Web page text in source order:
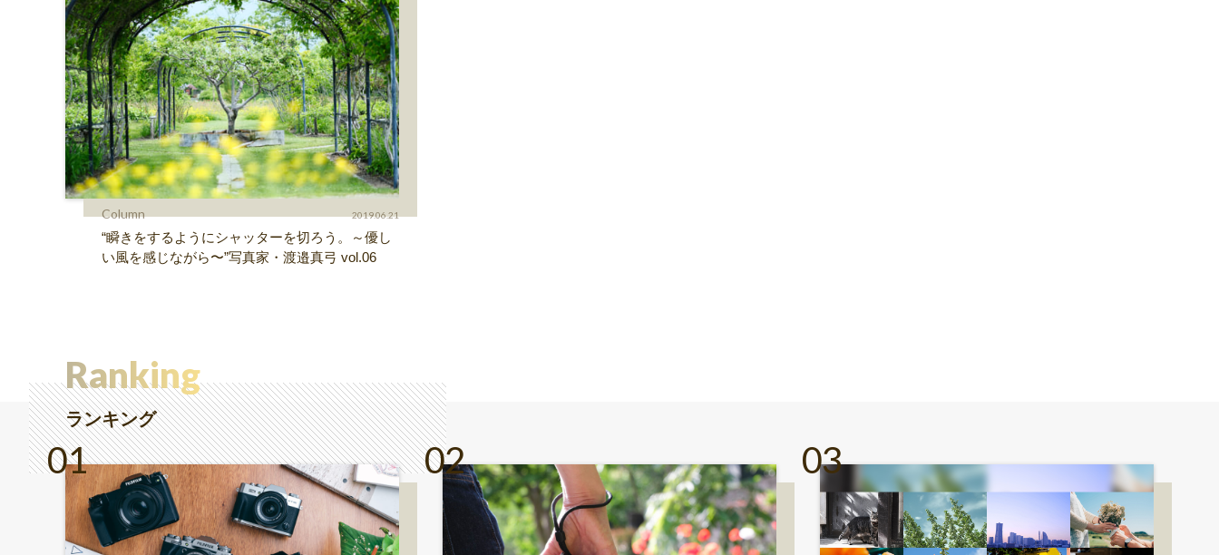
Column 2019.06.21
“瞬きをするようにシャッターを切ろう。～優し
い風を感じながら〜”写真家・渡邉真弓 vol.06
Ranking
ランキング